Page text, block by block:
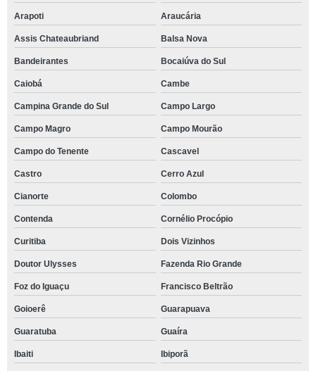
Arapoti Araucária
Assis Chateaubriand Balsa Nova
Bandeirantes Bocaiúva do Sul
Caiobá Cambe
Campina Grande do Sul Campo Largo
Campo Magro Campo Mourão
Campo do Tenente Cascavel
Castro Cerro Azul
Cianorte Colombo
Contenda Cornélio Procópio
Curitiba Dois Vizinhos
Doutor Ulysses Fazenda Rio Grande
Foz do Iguaçu Francisco Beltrão
Goioerê Guarapuava
Guaratuba Guaíra
Ibaiti Ibiporã